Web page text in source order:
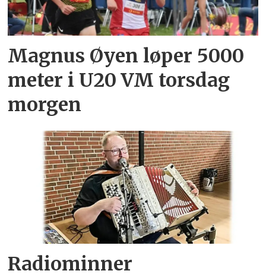
Magnus Øyen løper 5000
meter i U20 VM torsdag
morgen
Radiominner